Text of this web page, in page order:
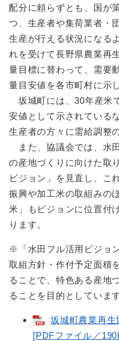
配分に頼らずとも、国が
つ、生産者や集荷業者・
生産が行える状況になる
れを受けて長野県農業再
量目標に替わって、需要
量目安値を各市町村に示
坂城町には、30年産米
安値として示されている
生産者の方々に需給調整
また、協議会では、水
の産地づくりに向けた取
ビジョン」を見直し、こ
振興や加工米の取組みの
米」もビジョンに位置付
ります。
※「水田フル活用ビジョ
取組方針・作付予定面積
ることで、特色ある産地
ることを目的としています
坂城町農業再生
[PDFファイル／